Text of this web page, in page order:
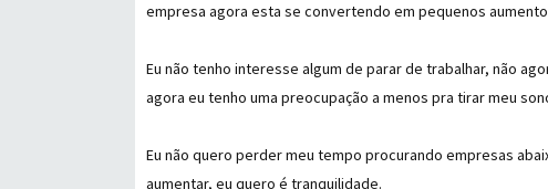
empresa agora esta se convertendo em pequenos
Eu não tenho interesse algum de parar de trabalhar, não
agora eu tenho uma preocupação a menos pra tirar meu
Eu não quero perder meu tempo procurando empresas
aumentar, eu quero é tranquilidade.